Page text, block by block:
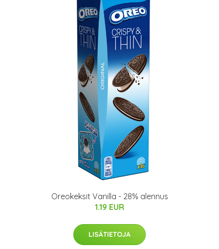
Oreokeksit Vanilla - 28% alennus
1.19 EUR
LISÄTIETOJA